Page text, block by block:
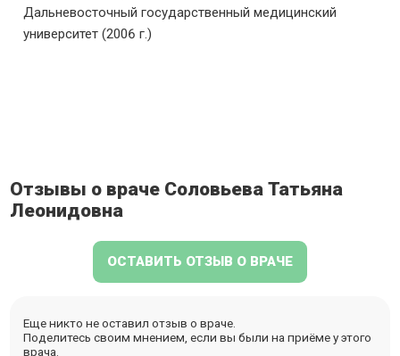
Дальневосточный государственный медицинский
университет (2006 г.)
Отзывы о враче Соловьева Татьяна
Леонидовна
ОСТАВИТЬ ОТЗЫВ О ВРАЧЕ
Еще никто не оставил отзыв о враче.
Поделитесь своим мнением, если вы были на приёме у этого
врача.